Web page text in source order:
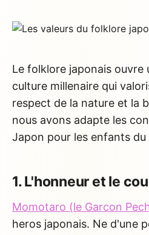
Le folklore japonais ouvre
culture millenaire qui
respect de la nature et la
nous avons adapte les
Japon pour les enfants
1. L'honneur et le
Momotaro (le Garcon
heros japonais. Ne d'une